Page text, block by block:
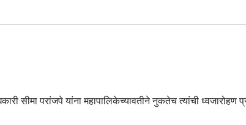
सीमा परांजपे यांना महापालिकेच्यावतीने नुकतेच त्यांची